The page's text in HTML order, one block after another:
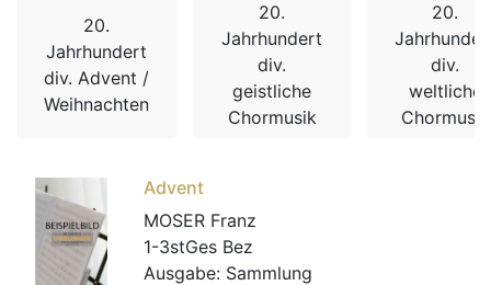
20.
Jahrhundert
div. Advent /
Weihnachten
20.
Jahrhundert
div.
geistliche
Chormusik
20.
div.
weltliche
Chormusik
Advent
MOSER Franz
1-3stGes Bez
Ausgabe: Sammlung